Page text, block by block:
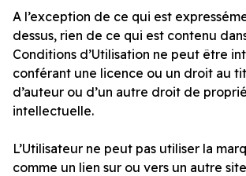
A l’exception de ce qui est
dessus, rien de ce qui est contenu
Conditions d’Utilisation ne peut être
conférant une licence ou un droit au
d’auteur ou d’un autre droit de
intellectuelle.
L’Utilisateur ne peut pas utiliser la
comme un lien sur ou vers un autre